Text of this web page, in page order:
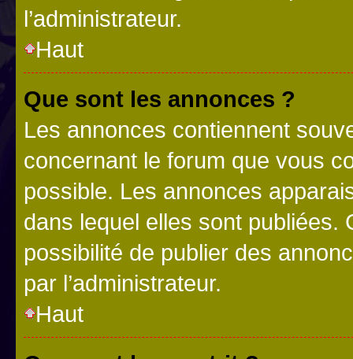
l’administrateur.
Haut
Que sont les annonces ?
Les annonces contiennent
concernant le forum que vous
possible. Les annonces
dans lequel elles sont publiées.
possibilité de publier des
par l’administrateur.
Haut